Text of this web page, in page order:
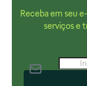
Receba em seu
serviços e